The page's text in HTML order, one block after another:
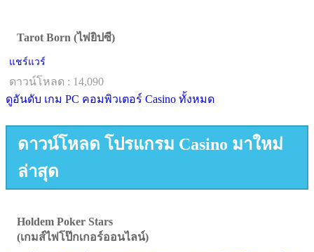
Tarot Born (ไพ่ยิปซี)
แชร์แวร์
ดาวน์โหลด : 14,090
ดูอันดับ เกม PC คอมพิวเตอร์ Casino ทั้งหมด
ดาวน์โหลด โปรแกรม Casino มาใหม่
ล่าสุด
Holdem Poker Stars
(เกมส์ไพ่โป๊กเกอร์ออนไลน์)